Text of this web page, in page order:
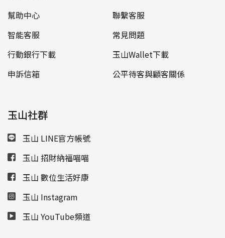
幫助中心
聯繫客服
智能客服
常見問題
行動銀行下載
玉山Wallet下載
申訴信箱
公平待客與顧客關係
玉山社群
玉山 LINE官方帳號
玉山 招財納福喵喵
玉山 數位生活好康
玉山 Instagram
玉山 YouTube頻道